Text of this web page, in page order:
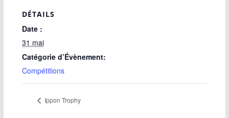
DÉTAILS
Date :
31 mai
Catégorie d’Évènement:
Compétitions
Ippon Trophy